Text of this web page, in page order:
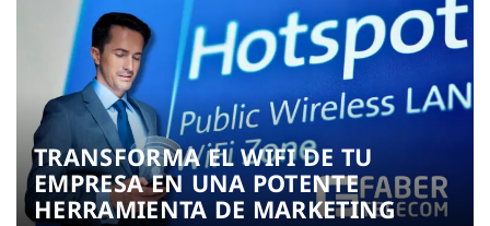
TRANSFORMA EL WIFI DE TU
EMPRESA EN UNA POTENTE
HERRAMIENTA DE MARKETING